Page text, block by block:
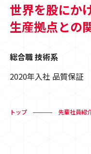
世界を股にかけ
生産拠点との
総合職 技術系
2020年入社 品質保証
トップ 先輩社員紹